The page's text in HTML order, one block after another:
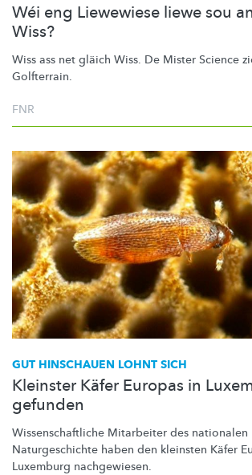
Wéi eng Liewewiese liewe sou
Wiss?
Wiss ass net gläich Wiss. De Mister Science
Golfterrain.
FNR
GUT HINSCHAUEN LOHNT SICH
Kleinster Käfer Europas in
gefunden
Wissenschaftliche Mitarbeiter des nationalen
Naturgeschichte haben den kleinsten Käfer
Luxemburg nachgewiesen.